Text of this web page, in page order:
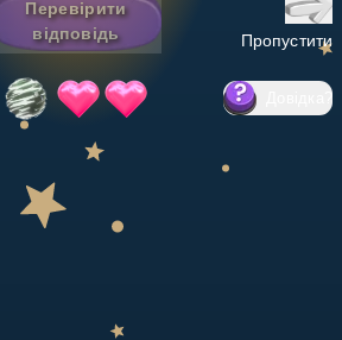
Перевірити
відповідь
Пропустити
?